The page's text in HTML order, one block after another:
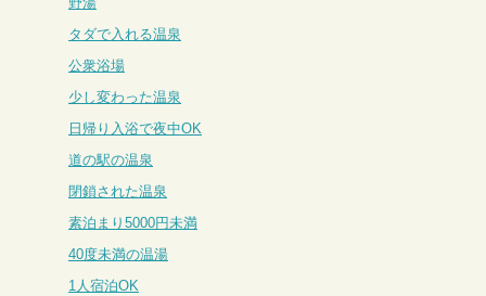
タダで入れる温泉
公衆浴場
少し変わった温泉
日帰り入浴で夜中OK
道の駅の温泉
閉鎖された温泉
素泊まり5000円未満
40度未満の温湯
1人宿泊OK